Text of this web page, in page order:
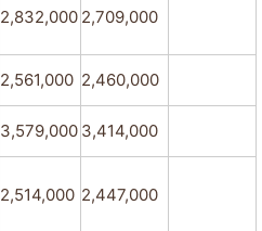
2,832,000 2,709,000
2,561,000 2,460,000
3,579,000 3,414,000
2,514,000 2,447,000